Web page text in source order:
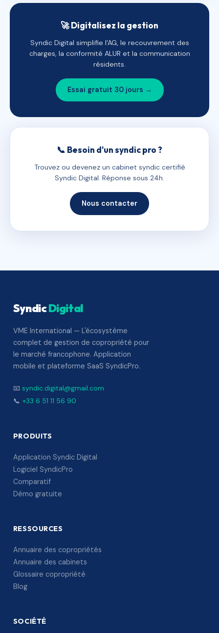
🚀 Digitalisez la gestion
Syndic Digital simplifie l'AG, le recouvrement des
charges, la conformité ALUR et la communication
résidents.
Essai gratuit 30 jours →
📞 Besoin d'un syndic pro ?
Trouvez ou devenez un cabinet syndic certifié
Syndic Digital. Réponse sous 24h.
Nous contacter
SyndicDigital
VME International — L'écosystème
complet de gestion de copropriété pour
le marché francophone. Application
mobile et plateforme SaaS SyndicPro.
📧 syndic.digital@gmail.com
📞 +33 6 51 11 56 90
PRODUITS
Application Syndic Digital
Logiciel SyndicPro
Comparatif
Démo gratuite
RESSOURCES
Annuaire des copropriétés
Annuaire des cabinets
Glossaire copropriété
Blog
SOCIÉTÉ